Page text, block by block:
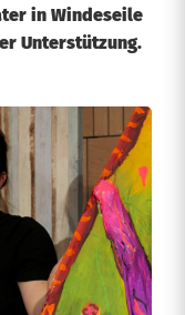
in Windeseile
Unterstützung.